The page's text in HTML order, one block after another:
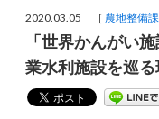
2020.03.05 ［ 農地整備課
「世界かんがい
業水利施設を巡